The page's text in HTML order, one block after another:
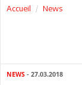
Accueil News
NEWS - 27.03.2018